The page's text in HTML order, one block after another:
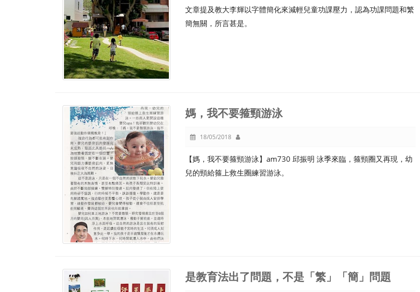
文章提及教大李輝以字體簡化來減輕兒童功課壓力，認為功課問題和繁
簡無關，所言甚是。
媽，我不要箍頸游泳
18/05/2018
【媽，我不要箍頸游泳】am730 邱振明 泳季來臨，箍頸圈又再現，幼
兒的頸給箍上救生圈練習游泳。
是教育法出了問題，不是「繁」「簡」問題